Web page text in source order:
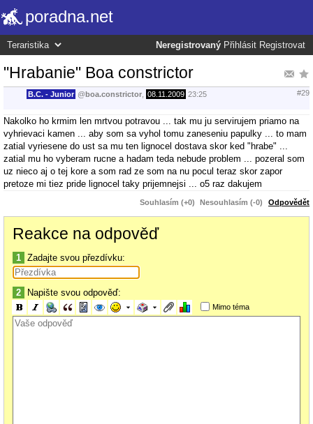
poradna.net
Neregistrovaný Přihlásit Registrovat
"Hrabanie" Boa constrictor
B.C. - Junior @boa.constrictor 08.11.2009 23:25 #29
Nakolko ho krmim len mrtvou potravou ... tak mu ju servirujem priamo na
vyhrievaci kamen ... aby som sa vyhol tomu zaneseniu papulky ... to mam
zatial vyriesene do ust sa mu ten lignocel dostava skor ked "hrabe" ...
zatial mu ho vyberam rucne a hadam teda nebude problem ... pozeral som
uz nieco aj o tej kore a som rad ze som na nu pocul teraz skor zapor
pretoze mi tiez pride lignocel taky prijemnejsi ... o5 raz dakujem
Souhlasím (+0) Nesouhlasím (-0) Odpovědět
Reakce na odpověď
1 Zadajte svou přezdívku:
2 Napište svou odpověď:
Mimo téma